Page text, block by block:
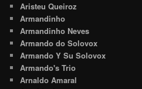
Aristeu Queiroz
Armandinho
Armandinho Neves
Armando do Solovox
Armando Y Su Solovox
Armando's Trio
Arnaldo Amaral